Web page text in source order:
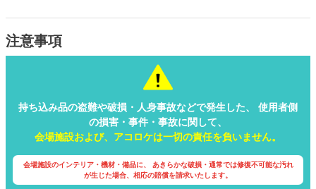
注意事項
持ち込み品の盗難や破損・人身事故などで発生した、 使用者側
の損害・事件・事故に関して、
会場施設および、アコロケは一切の責任を負いません。
会場施設のインテリア・機材・備品に、 あきらかな破損・通常では修復不可能な汚れ
が生じた場合、相応の賠償を請求いたします。